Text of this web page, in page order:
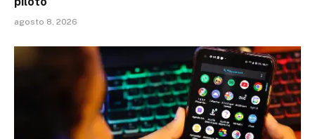
agosto 8, 2026